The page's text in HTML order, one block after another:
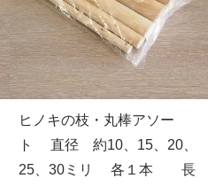
ヒノキの枝・丸棒アソー
ト 直径 約10、15、20、
25、30ミリ 各１本 長